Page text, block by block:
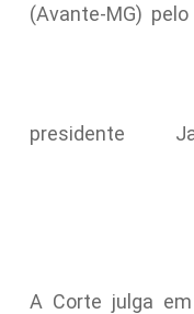
(Avante-MG)
presidente
A Corte julga